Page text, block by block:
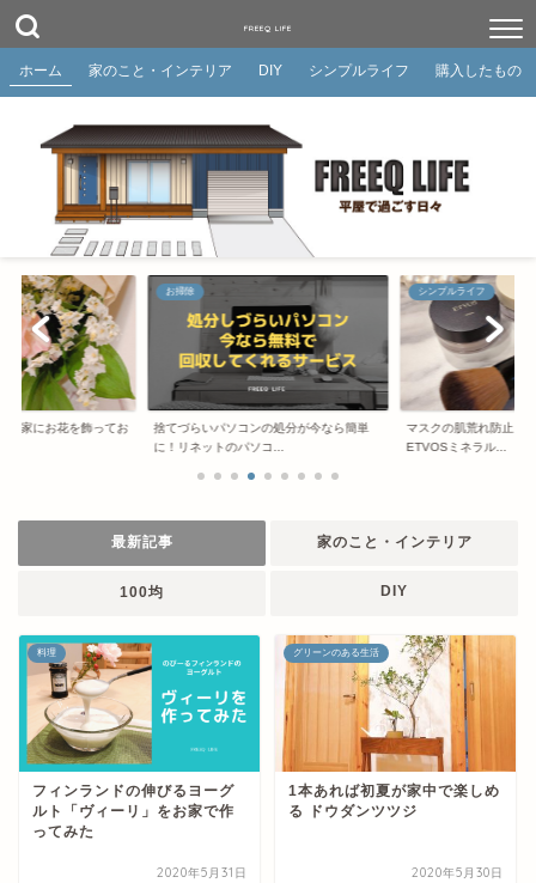
FREEQ LIFE
ホーム 家のこと・インテリア DIY シンプルライフ 購入したもの
の処分が今なら簡単
シンプルライフ
マスクの肌荒れ防止！お肌に負担の少ない
ETVOSミネラル...
シンプルライフ
自宅でできるオンライ
ル)を体験 い...
最新記事 家のこと・インテリア
100均 DIY
料理
フィンランドの伸びるヨーグ
ルト「ヴィーリ」をお家で作
ってみた
2020年5月31日
グリーンのある生活
1本あれば初夏が家中で楽しめ
る ドウダンツツジ
2020年5月30日